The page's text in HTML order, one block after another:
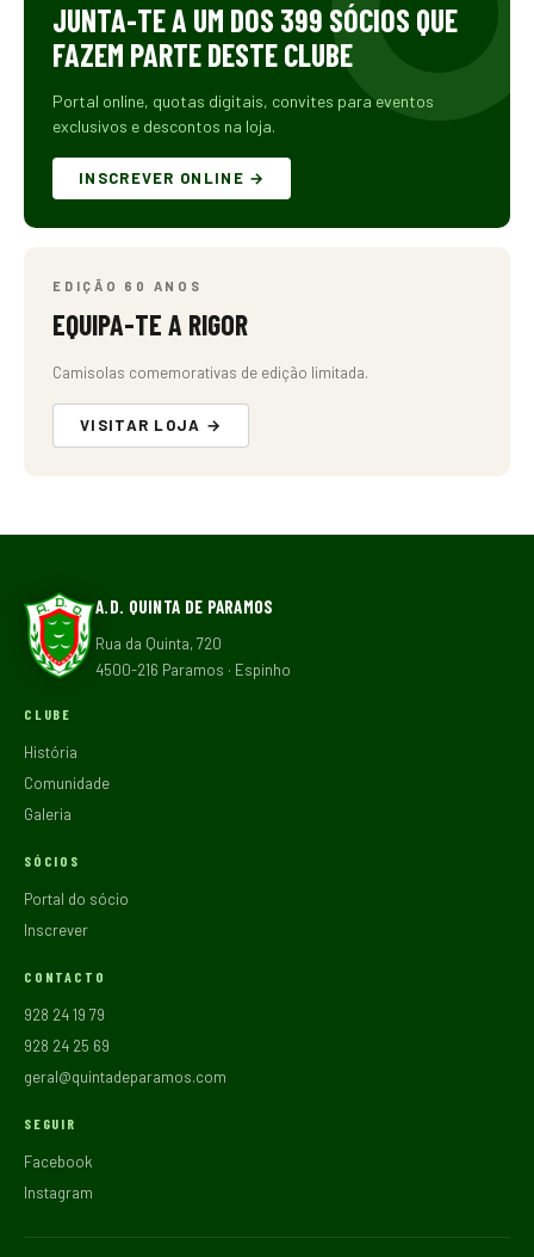
JUNTA-TE A UM DOS 399 SÓCIOS QUE
FAZEM PARTE DESTE CLUBE
Portal online, quotas digitais, convites para eventos
exclusivos e descontos na loja.
INSCREVER ONLINE →
EDIÇÃO 60 ANOS
EQUIPA-TE A RIGOR
Camisolas comemorativas de edição limitada.
VISITAR LOJA →
A.D. QUINTA DE PARAMOS
Rua da Quinta, 720
4500-216 Paramos · Espinho
CLUBE
História
Comunidade
Galeria
SÓCIOS
Portal do sócio
Inscrever
CONTACTO
928 24 19 79
928 24 25 69
geral@quintadeparamos.com
SEGUIR
Facebook
Instagram